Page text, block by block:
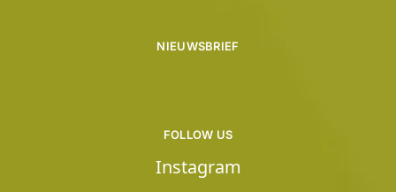
NIEUWSBRIEF
FOLLOW US
Instagram